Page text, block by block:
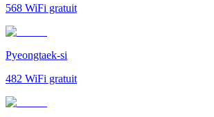
568 WiFi gratuit
Pyeongtaek-si
482 WiFi gratuit